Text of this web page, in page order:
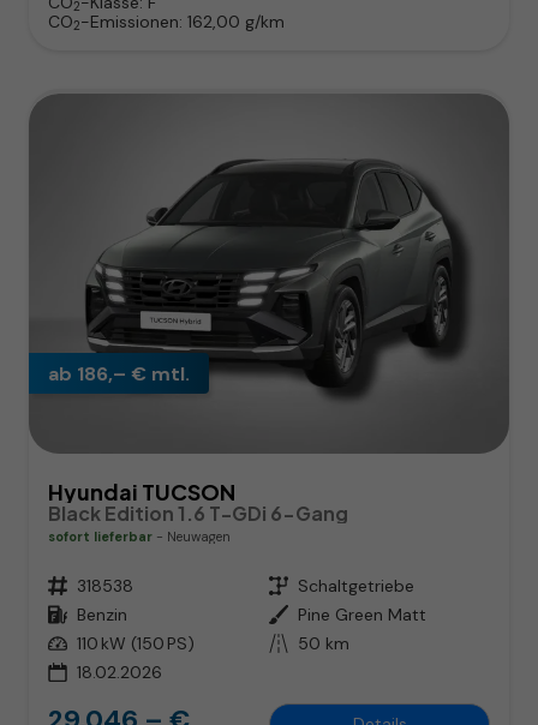
2
CO2-Emissionen: 162,00 g/km
ab 186,– € mtl.
Hyundai TUCSON
Black Edition 1.6 T-GDi 6-Gang
sofort lieferbar Neuwagen
Fahrzeugnr. 318538 Getriebe Schaltgetriebe
Kraftstoff Benzin Außenfarbe Pine Green Matt
Leistung 110 kW (150 PS) Kilometerstand 50 km
18.02.2026